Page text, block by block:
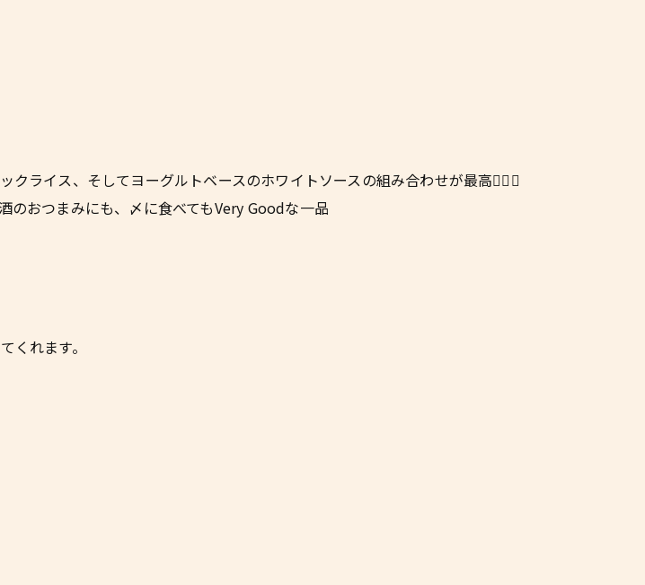
ライス、そしてヨーグルトベースのホワイトソースの組み合わせが最高👍🏼🔥
のおつまみにも、〆に食べてもVery Goodな一品
くれます。